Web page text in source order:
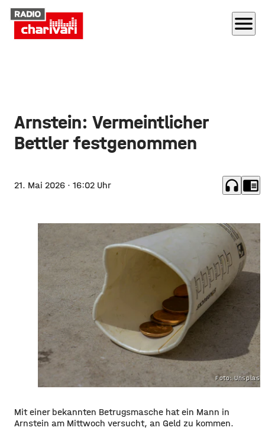
menu
Arnstein: Vermeintlicher
Bettler festgenommen
21. Mai 2026 · 16:02 Uhr headphones chrome_reader_mode
Foto:
Mit einer bekannten Betrugsmasche hat ein Mann in
Arnstein am Mittwoch versucht, an Geld zu kommen.